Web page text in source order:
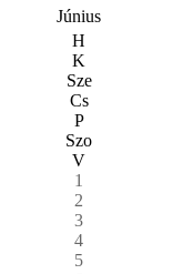
Június
H
K
Sze
Cs
P
Szo
V
1
2
3
4
5